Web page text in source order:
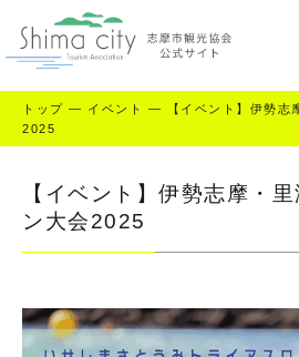
トップ — イベント —
【イベント】伊勢
2025
【イベント】伊勢志摩・
ン大会2025